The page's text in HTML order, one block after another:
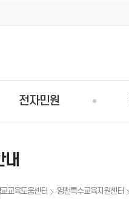
전자민원
교육도움센터 영천특수교육지원센터
내